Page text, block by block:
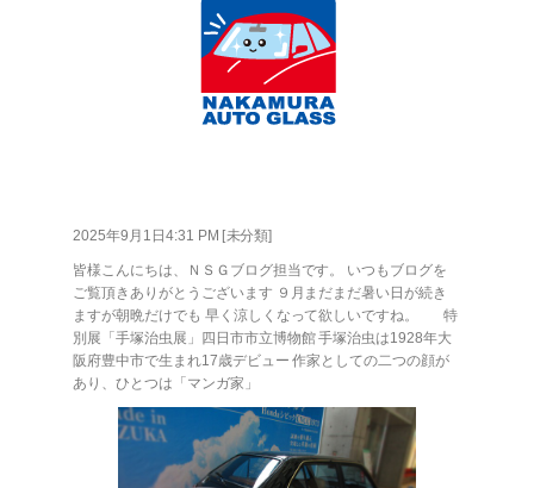
2025年9月1日4:31 PM [未分類]
皆様こんにちは、ＮＳＧブログ担当です。 いつもブログを
ご覧頂きありがとうございます ９月まだまだ暑い日が続き
ますが朝晩だけでも 早く涼しくなって欲しいですね。 特
別展「手塚治虫展」四日市市立博物館 手塚治虫は1928年大
阪府豊中市で生まれ17歳デビュー 作家としての二つの顔が
あり、ひとつは「マンガ家」